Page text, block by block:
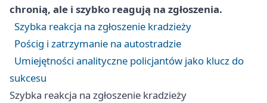
chronią, ale i szybko reagują na zgłoszenia.
Szybka reakcja na zgłoszenie kradzieży
Pościg i zatrzymanie na autostradzie
Umiejętności analityczne policjantów jako klucz do
sukcesu
Szybka reakcja na zgłoszenie kradzieży